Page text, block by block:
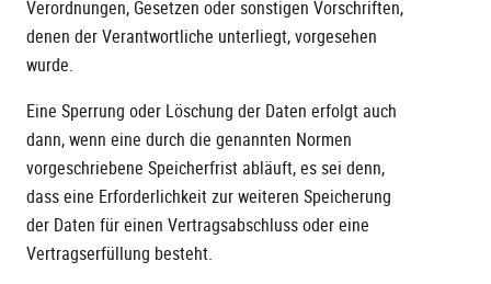
Verordnungen, Gesetzen oder sonstigen Vorschriften,
denen der Verantwortliche unterliegt, vorgesehen
wurde.
Eine Sperrung oder Löschung der Daten erfolgt auch
dann, wenn eine durch die genannten Normen
vorgeschriebene Speicherfrist abläuft, es sei denn,
dass eine Erforderlichkeit zur weiteren Speicherung
der Daten für einen Vertragsabschluss oder eine
Vertragserfüllung besteht.